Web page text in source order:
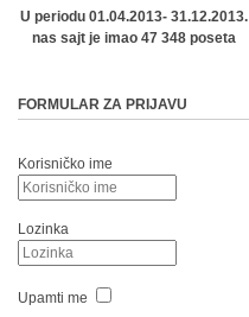
U periodu 01.04.2013- 31.12.2013.
nas sajt je imao 47 348 poseta
FORMULAR ZA PRIJAVU
Korisničko ime
Lozinka
Upamti me